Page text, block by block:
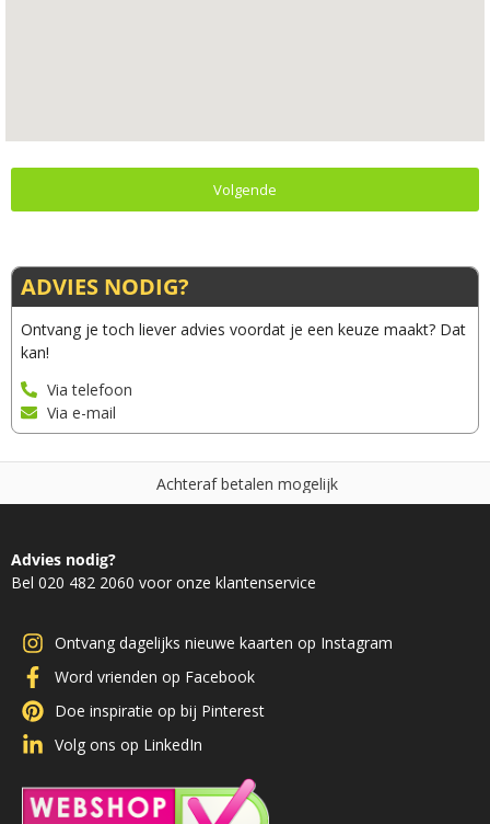
Volgende
ADVIES NODIG?
Ontvang je toch liever advies voordat je een keuze maakt? Dat
kan!
Via telefoon
Via e-mail
Achteraf betalen mogelijk
Advies nodig?
Bel 020 482 2060 voor onze klantenservice
Ontvang dagelijks nieuwe kaarten op Instagram
Word vrienden op Facebook
Doe inspiratie op bij Pinterest
Volg ons op LinkedIn